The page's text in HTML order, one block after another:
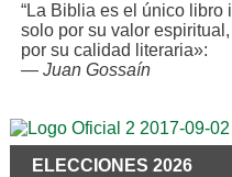
“La Biblia es el único libro
solo por su valor
por su calidad literaria»:
— Juan Gossaín
ELECCIONES 2026